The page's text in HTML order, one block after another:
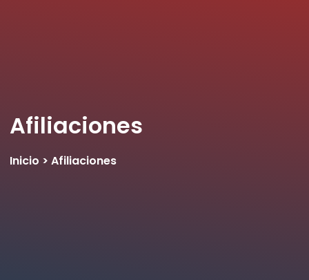
Afiliaciones
Inicio > Afiliaciones